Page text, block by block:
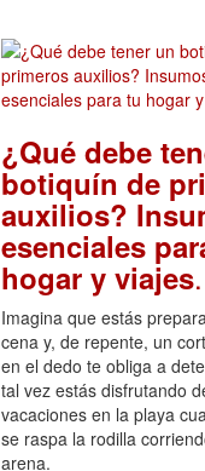
¿Qué debe
botiquín de
auxilios?
esenciales
hogar y viajes.
Imagina que estás
cena y, de repente, un
en el dedo te obliga a
tal vez estás disfrutando
vacaciones en la playa
se raspa la rodilla
arena.